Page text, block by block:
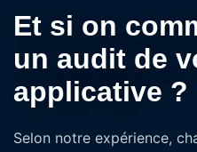
Et si on
un audit de
applicative ?
Selon notre expérience,